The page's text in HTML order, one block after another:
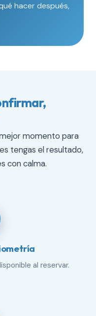
hacer después,
momento para
tengas el resultado,
con calma.
al reservar.